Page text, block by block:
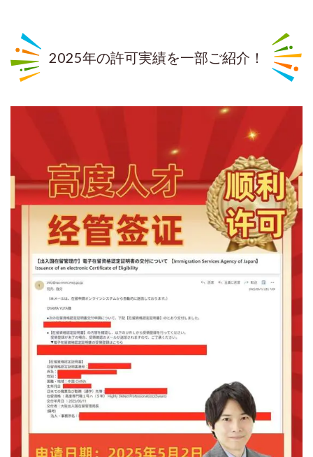
2025年の許可実績を一部ご紹介！